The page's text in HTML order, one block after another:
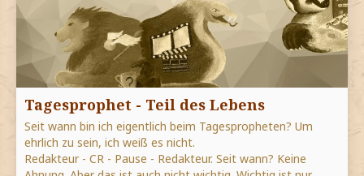
Tagesprophet - Teil des Lebens
Seit wann bin ich eigentlich beim Tagespropheten? Um
ehrlich zu sein, ich weiß es nicht.
Redakteur - CR - Pause - Redakteur. Seit wann? Keine